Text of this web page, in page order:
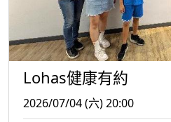
Lohas健康有約
2026/07/04 (六) 20:00